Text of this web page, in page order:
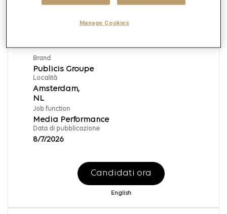
ID richiesta:169856
Brand
Publicis Groupe
Località
Amsterdam,
Job function
Media Performance
Data di pubblicazione
8/7/2026
Candidati ora
English
Manage Cookies